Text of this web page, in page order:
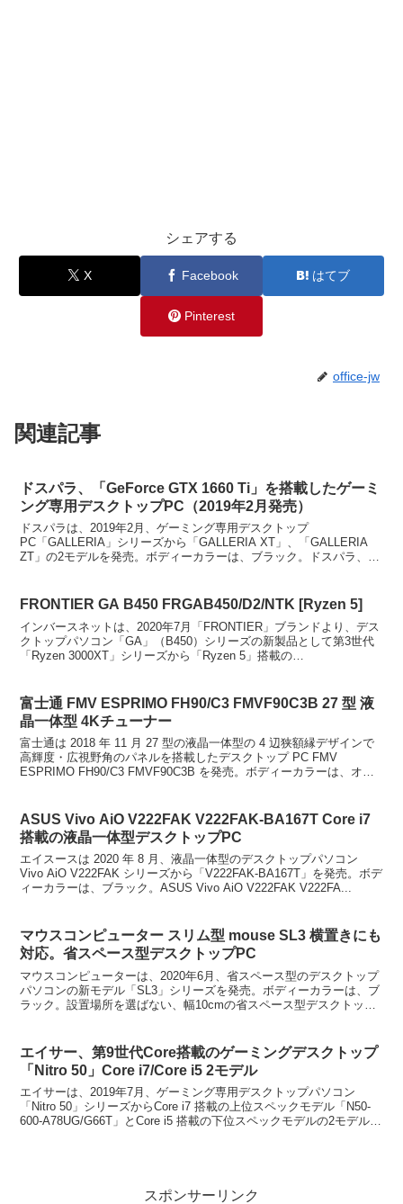
シェアする
X Facebook はてブ
Pinterest
office-jw
関連記事
ドスパラ、「GeForce GTX 1660 Ti」を搭載したゲーミ
ング専用デスクトップPC（2019年2月発売）
ドスパラは、2019年2月、ゲーミング専用デスクトップ
PC「GALLERIA」シリーズから「GALLERIA XT」、「GALLERIA
ZT」の2モデルを発売。ボディーカラーは、ブラック。ドスパラ、
FRONTIER GA B450 FRGAB450/D2/NTK [Ryzen 5]
インバースネットは、2020年7月「FRONTIER」ブランドより、デス
クトップパソコン「GA」（B450）シリーズの新製品として第3世代
「Ryzen 3000XT」シリーズから「Ryzen 5」搭載の
富士通 FMV ESPRIMO FH90/C3 FMVF90C3B 27 型 液
晶一体型 4Kチューナー
富士通は 2018 年 11 月 27 型の液晶一体型の 4 辺狭額縁デザインで
高輝度・広視野角のパネルを搭載したデスクトップ PC FMV
ESPRIMO FH90/C3 FMVF90C3B を発売。ボディーカラーは、オー
ASUS Vivo AiO V222FAK V222FAK-BA167T Core i7
搭載の液晶一体型デスクトップPC
エイスースは 2020 年 8 月、液晶一体型のデスクトップパソコン
Vivo AiO V222FAK シリーズから「V222FAK-BA167T」を発売。ボデ
ィーカラーは、ブラック。ASUS Vivo AiO V222FAK V222FA...
マウスコンピューター スリム型 mouse SL3 横置きにも
対応。省スペース型デスクトップPC
マウスコンピューターは、2020年6月、省スペース型のデスクトップ
パソコンの新モデル「SL3」シリーズを発売。ボディーカラーは、ブ
ラック。設置場所を選ばない、幅10cmの省スペース型デスクトップ
エイサー、第9世代Core搭載のゲーミングデスクトップ
「Nitro 50」Core i7/Core i5 2モデル
エイサーは、2019年7月、ゲーミング専用デスクトップパソコン
「Nitro 50」シリーズからCore i7 搭載の上位スペックモデル「N50-
600-A78UG/G66T」とCore i5 搭載の下位スペックモデルの2モデルを
スポンサーリンク